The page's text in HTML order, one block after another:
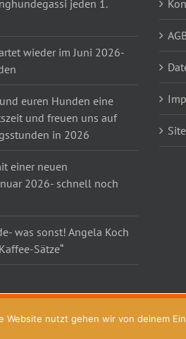
jeden 1.
wieder im Juni 2026-
euren Hunden eine
und freuen uns auf
in 2026
einer neuen
2026- schnell noch
was sonst! Angela Koch
Sätze“
nutzt gehen wir von deinem